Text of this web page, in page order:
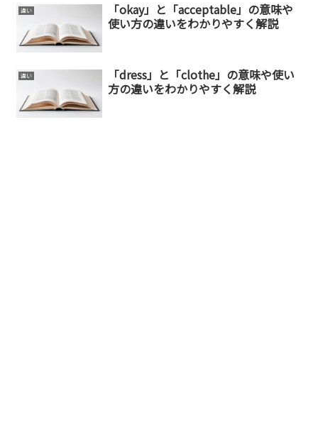
違い
「okay」と「acceptable」の意味や
使い方の違いをわかりやすく解説
違い
「dress」と「clothe」の意味や使い
方の違いをわかりやすく解説